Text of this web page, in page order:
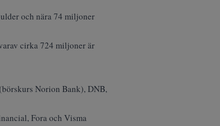
och nära 74 miljoner
cirka 724 miljoner är
börskurs Norion Bank), DNB,
Fora och Visma